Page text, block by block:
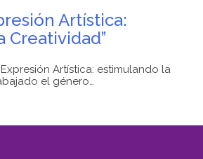
Artística:
Creatividad”
Artística: estimulando la
el género…